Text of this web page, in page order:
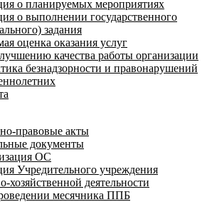
о планируемых мероприятиях
о выполнении государственного
задания
оценка оказания услуг
качества работы организации
безнадзорности и правонарушений
правовые акты
документы
ОС
Учредительного учреждения
хозяйственной деятельности
месячника ППБ